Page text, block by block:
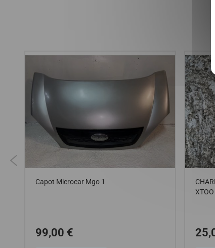
Capot Microcar Mgo 1
99,00 €
XTOO